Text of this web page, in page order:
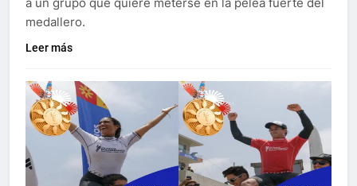
medallero.
Leer más